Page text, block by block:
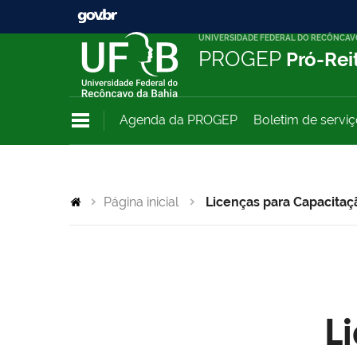
UNIVERSIDADE FEDERAL DO
PROGEP Pró-
Agenda da PROGEP Boletim de
Página inicial Licenças para